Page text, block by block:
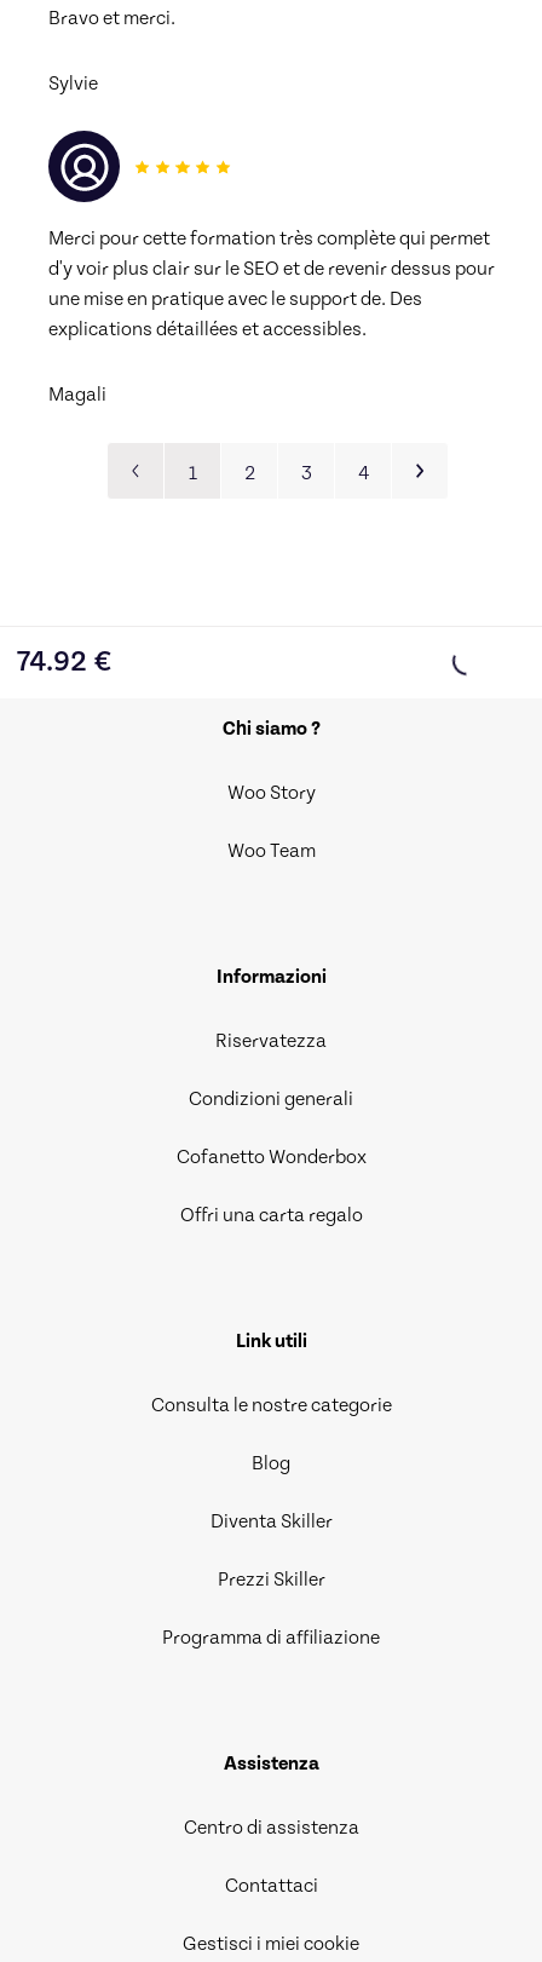
Bravo et merci.
Sylvie
Merci pour cette formation très complète qui permet
d'y voir plus clair sur le SEO et de revenir dessus pour
une mise en pratique avec le support de. Des
explications détaillées et accessibles.
Magali
1 2 3 4
74.92 €
Chi siamo ?
Woo Story
Woo Team
Informazioni
Riservatezza
Condizioni generali
Cofanetto Wonderbox
Offri una carta regalo
Link utili
Consulta le nostre categorie
Blog
Diventa Skiller
Prezzi Skiller
Programma di affiliazione
Assistenza
Centro di assistenza
Contattaci
Gestisci i miei cookie